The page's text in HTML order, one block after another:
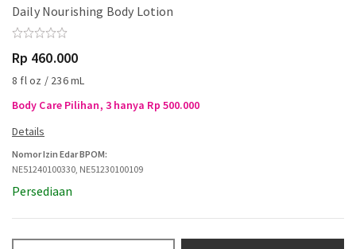
Daily Nourishing Body Lotion
Rp 460.000
8 fl oz / 236 mL
Body Care Pilihan, 3 hanya Rp 500.000
Nomor Izin Edar BPOM:
NE51240100330, NE51230100109
Persediaan